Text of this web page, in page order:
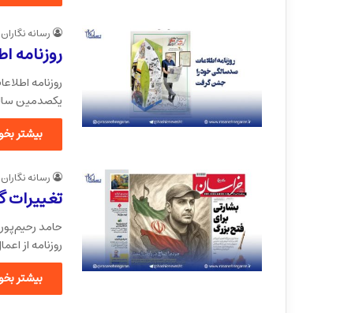
رسانه نگاران
روزنامه
روزنامه‌
یکصدمین سالگرد
بیشتر
رسانه نگاران
تغییرات
حامد
روزنامه از
بیشتر